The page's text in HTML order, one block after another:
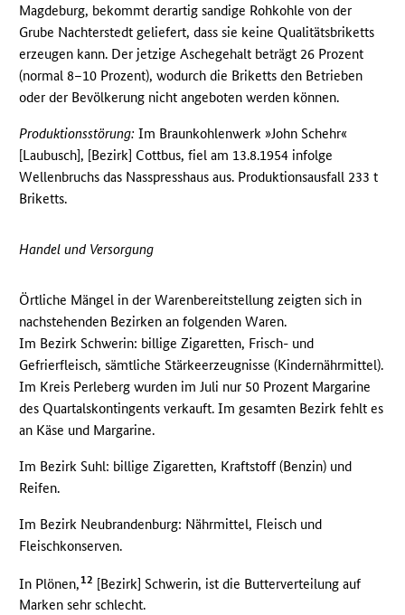
Magdeburg, bekommt derartig sandige Rohkohle von der
Grube Nachterstedt geliefert, dass sie keine Qualitätsbriketts
erzeugen kann. Der jetzige Aschegehalt beträgt 26 Prozent
(normal 8–10 Prozent), wodurch die Briketts den Betrieben
oder der Bevölkerung nicht angeboten werden können.
Produktionsstörung: Im Braunkohlenwerk »John Schehr«
[Laubusch], [Bezirk] Cottbus, fiel am 13.8.1954 infolge
Wellenbruchs das Nasspresshaus aus. Produktionsausfall 233 t
Briketts.
Handel und Versorgung
Örtliche Mängel in der Warenbereitstellung zeigten sich in
nachstehenden Bezirken an folgenden Waren.
Im Bezirk Schwerin: billige Zigaretten, Frisch- und
Gefrierfleisch, sämtliche Stärkeerzeugnisse (Kindernährmittel).
Im Kreis Perleberg wurden im Juli nur 50 Prozent Margarine
des Quartalskontingents verkauft. Im gesamten Bezirk fehlt es
an Käse und Margarine.
Im Bezirk Suhl: billige Zigaretten, Kraftstoff (Benzin) und
Reifen.
Im Bezirk Neubrandenburg: Nährmittel, Fleisch und
Fleischkonserven.
In Plönen,12 [Bezirk] Schwerin, ist die Butterverteilung auf
Marken sehr schlecht.